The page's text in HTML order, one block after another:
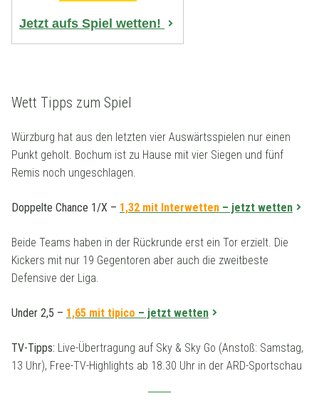
Jetzt aufs Spiel wetten!
Wett Tipps zum Spiel
Würzburg hat aus den letzten vier Auswärtsspielen nur einen
Punkt geholt. Bochum ist zu Hause mit vier Siegen und fünf
Remis noch ungeschlagen.
Doppelte Chance 1/X – 1,32 mit Interwetten – jetzt wetten
Beide Teams haben in der Rückrunde erst ein Tor erzielt. Die
Kickers mit nur 19 Gegentoren aber auch die zweitbeste
Defensive der Liga.
Under 2,5 – 1,65 mit tipico – jetzt wetten
TV-Tipps: Live-Übertragung auf Sky & Sky Go (Anstoß: Samstag,
13 Uhr), Free-TV-Highlights ab 18.30 Uhr in der ARD-Sportschau